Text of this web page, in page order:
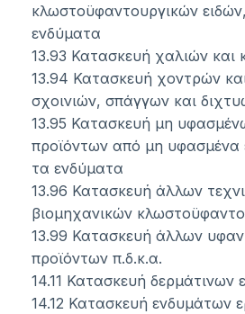
κλωστοϋφαντουργικών
ενδύματα
13.93 Κατασκευή χαλιών και
13.94 Κατασκευή χοντρών
σχοινιών, σπάγγων και
13.95 Κατασκευή μη
προϊόντων από μη υφασμένα
τα ενδύματα
13.96 Κατασκευή άλλων
βιομηχανικών
13.99 Κατασκευή άλλων
προϊόντων π.δ.κ.α.
14.11 Κατασκευή δερμάτινων
14.12 Κατασκευή ενδυμάτων